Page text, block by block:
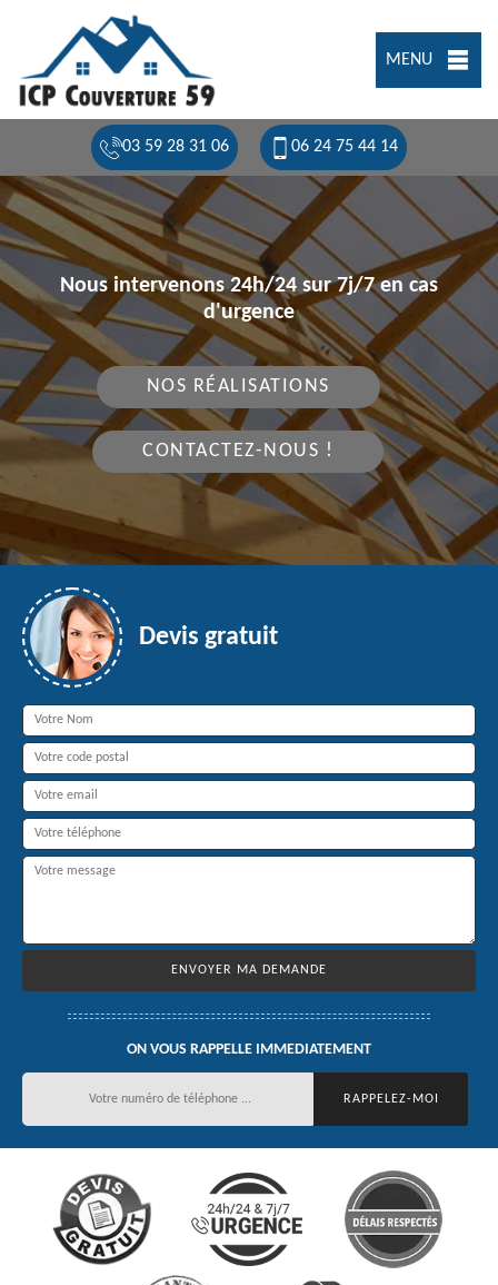
MENU
03 59 28 31 06 06 24 75 44 14
Nous intervenons 24h/24 sur 7j/7 en cas
d'urgence
NOS RÉALISATIONS
CONTACTEZ-NOUS !
Devis gratuit
ON VOUS RAPPELLE IMMEDIATEMENT